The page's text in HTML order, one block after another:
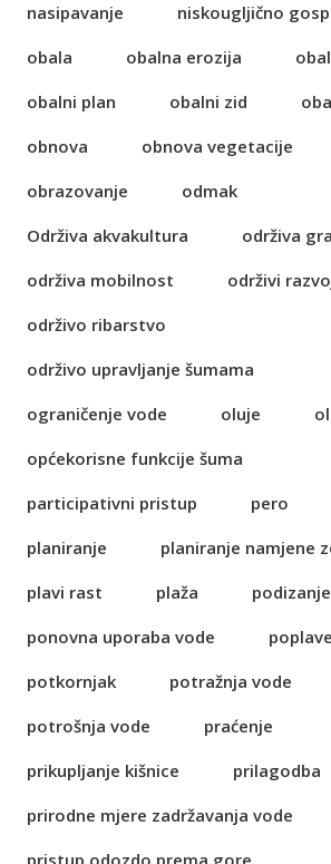
nasipavanje
niskougljično
obala
obalna erozija
obalni plan
obalni zid
obnova
obnova vegetacije
obrazovanje
odmak
Održiva akvakultura
održiva
održiva mobilnost
održivi
održivo ribarstvo
održivo upravljanje šumama
ograničenje vode
oluje
općekorisne funkcije šuma
participativni pristup
pero
planiranje
planiranje namjene
plavi rast
plaža
podizanje
ponovna uporaba vode
poplave
potkornjak
potražnja vode
potrošnja vode
praćenje
prikupljanje kišnice
prilagodba
prirodne mjere zadržavanja vode
pristup odozdo prema gore